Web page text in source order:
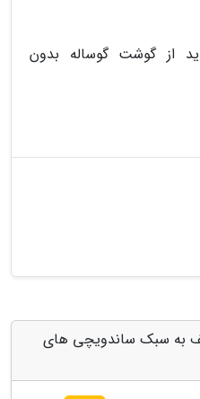
از گوشت گوساله بدون
به سبک ساندویچی های